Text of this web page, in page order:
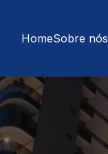
HomeSobre nós